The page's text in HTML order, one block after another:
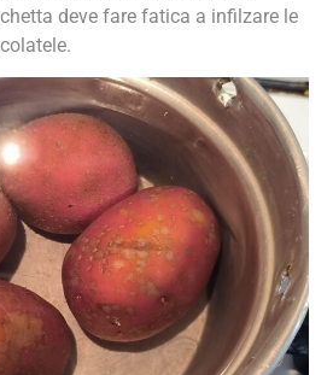
deve fare fatica a infilzare le